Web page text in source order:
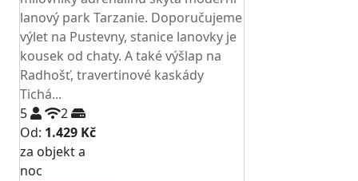
lanový park Tarzanie. Doporučujeme
výlet na Pustevny, stanice lanovky je
kousek od chaty. A také výšlap na
Radhošť, travertinové kaskády
Tichá...
5
2
Od: 1.429 Kč
za objekt a
noc